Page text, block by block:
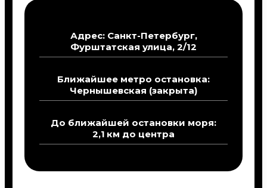
Адрес: Санкт-Петербург,
Фурштатская улица, 2/12
Ближайшее метро остановка:
Чернышевская (закрыта)
До ближайшей остановки моря:
2,1 км до центра